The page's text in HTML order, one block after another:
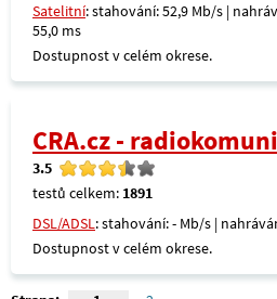
Satelitní: stahování: 52,9 Mb/s |
55,0 ms
Dostupnost v celém okrese.
CRA.cz -
3.5
testů celkem: 1891
DSL/ADSL: stahování: - Mb/s |
Dostupnost v celém okrese.